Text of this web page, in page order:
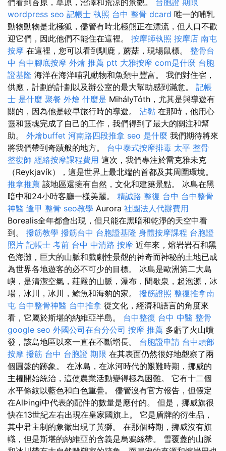
們看到苔原，草原，沼澤和荒涼的景觀。 台胞證 期限
wordpress seo 記帳士 執照 台中 整骨 dcard 唯一的哺乳
動物動物是北極狐，儘管有時北極熊正在漂流，但人口不歡
迎它們，因此他們不能住在這裡。 按摩師執照 按摩店 南屯
按摩 在這裡，您可以看到馴鹿，蘑菇，現場鼠標。 整骨台
中 台中腳底按摩 外燴 推薦 ptt 大雅按摩 com是什麼 台胞
證基隆 海洋在海洋哺乳動物和魚類中豐富。 我們對住宿，
供應，計劃的計劃以及辦公室的最大幫助感到滿意。 記帳
士 是什麼 聚餐 外燴 什麼是 MihályTóth，尤其是與導遊有
關的，因為他是較早旅行時的導遊。 沾黏 在那時，他用心
靈和靈魂完成了自己的工作，我們得到了最大的關注和幫
助。 外燴buffet 河南路四段推拿 seo 是什麼 我們期待將來
將我們帶到奇蹟般的地方。 台中泰式按摩排毒 太平 整骨
整復師 經絡按摩課程費用 這次，我們專注於雷克雅未克
（Reykjavík），這是世界上最北端的首都及其周圍環境。
推拿推薦 該地區還擁有自然，文化和建築景點。 冰島在黑
暗中和24小時客廳一樣美麗。 精誠路 整復 台中 台中整骨
神醫 逢甲 整骨 seo教學 Aurora 社團法人代辦費用
Borealis全年都會出現，但只能在黑暗和乾淨的天空中看
到。 撥筋教學 撥筋台中 台胞證基隆 身體按摩課程 台胞證
照片 記帳士 考前 台中 中清路 按摩 近年來，熔岩岩石和黑
色海灘，巨大的山脈和戲劇性景觀的神奇而神秘的土地已成
為世界各地遊客的必不可少的目標。 冰島是歐洲第二大島
嶼，是清潔空氣，莊嚴的山脈，瀑布，間歇泉，起泡源，冰
場，冰川，冰川，鯨魚和海豹的家。 撥筋證照 整復推拿南
屯 台中整骨神醫 台中推拿 從文化，經濟和語言的角度來
看，它屬於斯堪的納維亞半島。 台中整復 台中 中醫 整骨
google seo 外國公司在台分公司 按摩 推薦 多虧了火山噴
發，該島地區以來一直在不斷增長。 台胞證申請 台中頭部
按摩 撥筋 台中 台胞證 期限 在其表面仍然很好地觀察了兩
個圓盤的跡象。 在冰島，在冰河時代的艱難時期，挪威的
主權開始統治，這使農業活動變得極為困難。 它有十二個
水平條紋以藍色和白色重疊。 儘管沒有官方報告，但假定
在AlÞingi中代表的配件的數量是應付的。 但是，挪威旗很
快在13世紀左右出現在皇家國旗上。 它是盾牌的衍生品，
其中君主制的象徵出現了黃獅。 在那個時期，挪威沒有旗
幟，但是斯堪的納維亞的含義是烏鴉絲帶。 雪覆蓋的山脈